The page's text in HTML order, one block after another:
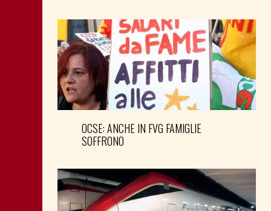
OCSE: ANCHE IN FVG FAMIGLIE
SOFFRONO